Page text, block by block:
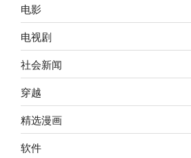
电影
电视剧
社会新闻
穿越
精选漫画
软件